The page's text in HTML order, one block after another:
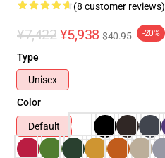
(8 customer reviews)
¥7,422 ¥5,938 $40.95 -20%
Type
Unisex
Color
Default